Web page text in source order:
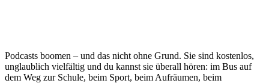
Podcasts boomen – und das nicht ohne Grund. Sie sind kostenlos,
unglaublich vielfältig und du kannst sie überall hören: im Bus auf
dem Weg zur Schule, beim Sport, beim Aufräumen, beim